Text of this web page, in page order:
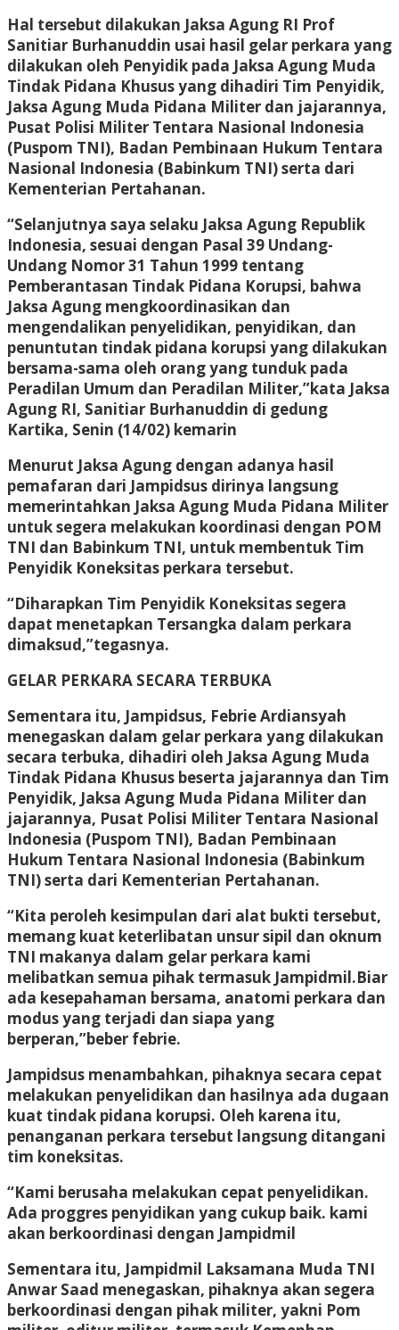
Hal tersebut dilakukan Jaksa Agung RI Prof
Sanitiar Burhanuddin usai hasil gelar perkara yang
dilakukan oleh Penyidik pada Jaksa Agung Muda
Tindak Pidana Khusus yang dihadiri Tim Penyidik,
Jaksa Agung Muda Pidana Militer dan jajarannya,
Pusat Polisi Militer Tentara Nasional Indonesia
(Puspom TNI), Badan Pembinaan Hukum Tentara
Nasional Indonesia (Babinkum TNI) serta dari
Kementerian Pertahanan.
“Selanjutnya saya selaku Jaksa Agung Republik
Indonesia, sesuai dengan Pasal 39 Undang-
Undang Nomor 31 Tahun 1999 tentang
Pemberantasan Tindak Pidana Korupsi, bahwa
Jaksa Agung mengkoordinasikan dan
mengendalikan penyelidikan, penyidikan, dan
penuntutan tindak pidana korupsi yang dilakukan
bersama-sama oleh orang yang tunduk pada
Peradilan Umum dan Peradilan Militer,”kata Jaksa
Agung RI, Sanitiar Burhanuddin di gedung
Kartika, Senin (14/02) kemarin
Menurut Jaksa Agung dengan adanya hasil
pemafaran dari Jampidsus dirinya langsung
memerintahkan Jaksa Agung Muda Pidana Militer
untuk segera melakukan koordinasi dengan POM
TNI dan Babinkum TNI, untuk membentuk Tim
Penyidik Koneksitas perkara tersebut.
“Diharapkan Tim Penyidik Koneksitas segera
dapat menetapkan Tersangka dalam perkara
dimaksud,”tegasnya.
GELAR PERKARA SECARA TERBUKA
Sementara itu, Jampidsus, Febrie Ardiansyah
menegaskan dalam gelar perkara yang dilakukan
secara terbuka, dihadiri oleh Jaksa Agung Muda
Tindak Pidana Khusus beserta jajarannya dan Tim
Penyidik, Jaksa Agung Muda Pidana Militer dan
jajarannya, Pusat Polisi Militer Tentara Nasional
Indonesia (Puspom TNI), Badan Pembinaan
Hukum Tentara Nasional Indonesia (Babinkum
TNI) serta dari Kementerian Pertahanan.
“Kita peroleh kesimpulan dari alat bukti tersebut,
memang kuat keterlibatan unsur sipil dan oknum
TNI makanya dalam gelar perkara kami
melibatkan semua pihak termasuk Jampidmil.Biar
ada kesepahaman bersama, anatomi perkara dan
modus yang terjadi dan siapa yang
berperan,”beber febrie.
Jampidsus menambahkan, pihaknya secara cepat
melakukan penyelidikan dan hasilnya ada dugaan
kuat tindak pidana korupsi. Oleh karena itu,
penanganan perkara tersebut langsung ditangani
tim koneksitas.
“Kami berusaha melakukan cepat penyelidikan.
Ada proggres penyidikan yang cukup baik. kami
akan berkoordinasi dengan Jampidmil
Sementara itu, Jampidmil Laksamana Muda TNI
Anwar Saad menegaskan, pihaknya akan segera
berkoordinasi dengan pihak militer, yakni Pom